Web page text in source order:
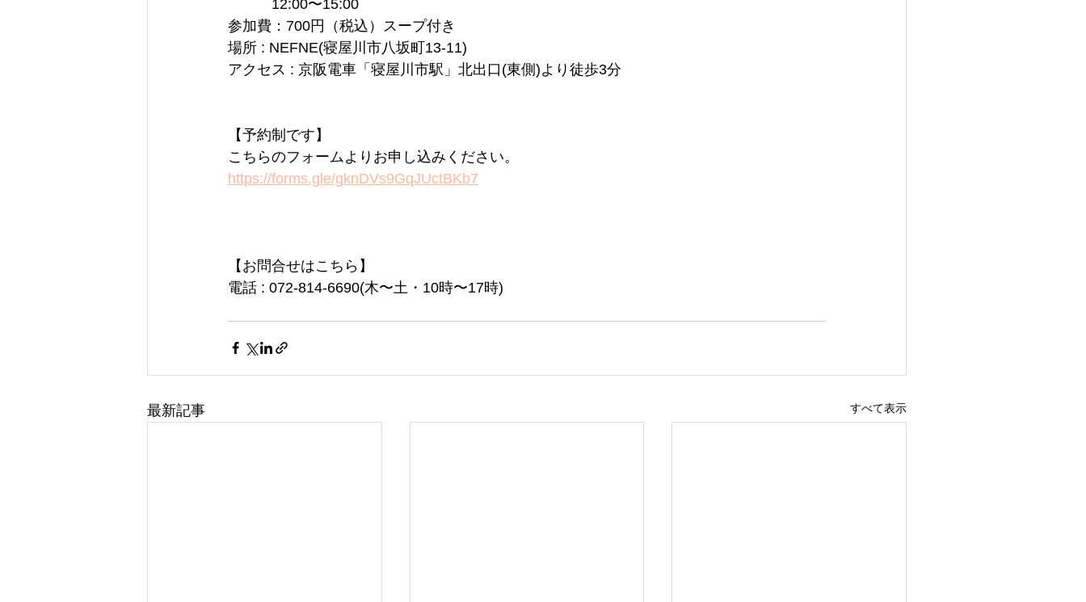
12:00〜15:00
参加費：700円（税込）スープ付き
場所 : NEFNE(寝屋川市八坂町13-11)
アクセス : 京阪電車「寝屋川市駅」北出口(東側)より徒歩3分
【予約制です】
こちらのフォームよりお申し込みください。
https://forms.gle/gknDVs9GqJUctBKb7
【お問合せはこちら】
電話 : 072-814-6690(木〜土・10時〜17時)
最新記事 すべて表示